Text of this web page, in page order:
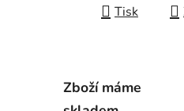
Tisk
Zboží máme